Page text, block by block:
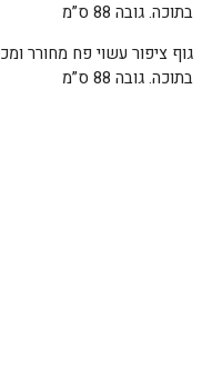
בתוכה. גובה 88 ס”מ
גוף ציפור עשוי פח מחורר
בתוכה. גובה 88 ס”מ